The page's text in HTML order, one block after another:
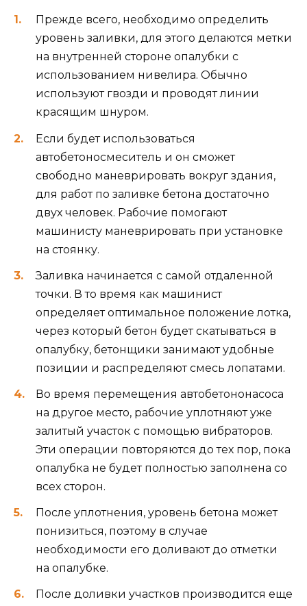
Прежде всего, необходимо определить
уровень заливки, для этого делаются метки
на внутренней стороне опалубки с
использованием нивелира. Обычно
используют гвозди и проводят линии
красящим шнуром.
Если будет использоваться
автобетоносмеситель и он сможет
свободно маневрировать вокруг здания,
для работ по заливке бетона достаточно
двух человек. Рабочие помогают
машинисту маневрировать при установке
на стоянку.
Заливка начинается с самой отдаленной
точки. В то время как машинист
определяет оптимальное положение лотка,
через который бетон будет скатываться в
опалубку, бетонщики занимают удобные
позиции и распределяют смесь лопатами.
Во время перемещения автобетононасоса
на другое место, рабочие уплотняют уже
залитый участок с помощью вибраторов.
Эти операции повторяются до тех пор, пока
опалубка не будет полностью заполнена со
всех сторон.
После уплотнения, уровень бетона может
понизиться, поэтому в случае
необходимости его доливают до отметки
на опалубке.
После доливки участков производится еще